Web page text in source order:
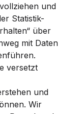
und
Statistik-
über
mit Daten
versetzt
und
Wir